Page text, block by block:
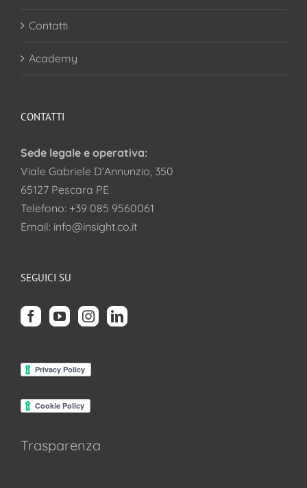
Contatti
Academy
CONTATTI
Sede legale e operativa:
Viale Gabriele D’Annunzio, 350
65127 Pescara PE
Telefono: +39 085 9560061
Email: info@insight.co.it
SEGUICI SU
Trasparenza